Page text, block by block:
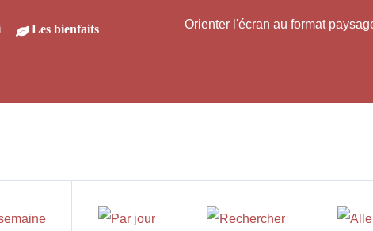
Les bienfaits Orienter l'écran au format